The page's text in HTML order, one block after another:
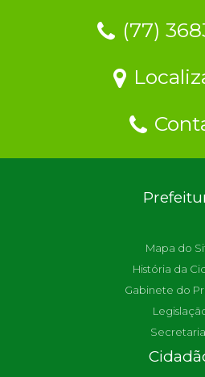
(77)
Mapa do
História da
Gabinete do